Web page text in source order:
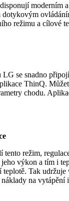
moderním
dotykovým
režimu a cílové
LG se snadno
ThinQ.
chodu.
režim,
výkon a tím i
Tak udržuje
na vytápění